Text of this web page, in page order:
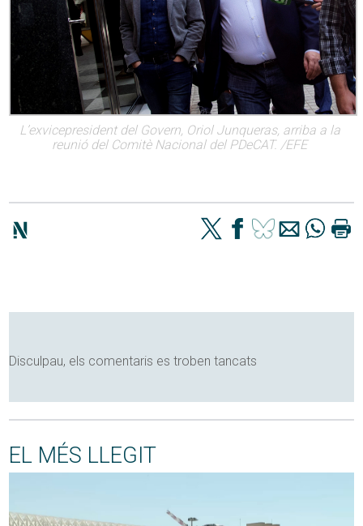
L’exvicepresident del Govern, Oriol Junqueras, arriba a la
reunió del Comitè Nacional del PDeCAT. /EFE
Disculpau, els comentaris es troben tancats
EL MÉS LLEGIT